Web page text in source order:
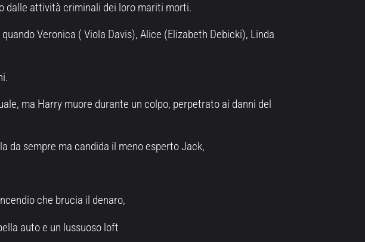
dalle attività criminali dei loro mariti morti.
Veronica ( Viola Davis), Alice (Elizabeth Debicki), Linda
ma Harry muore durante un colpo, perpetrato ai danni del
da sempre ma candida il meno esperto Jack,
che brucia il denaro,
auto e un lussuoso loft